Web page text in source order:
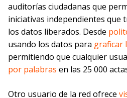
auditorías ciudadanas que
iniciativas independientes que
los datos liberados. Desde
usando los datos para graficar
permitiendo que cualquier
por palabras en las 25 000
Otro usuario de la red ofrece